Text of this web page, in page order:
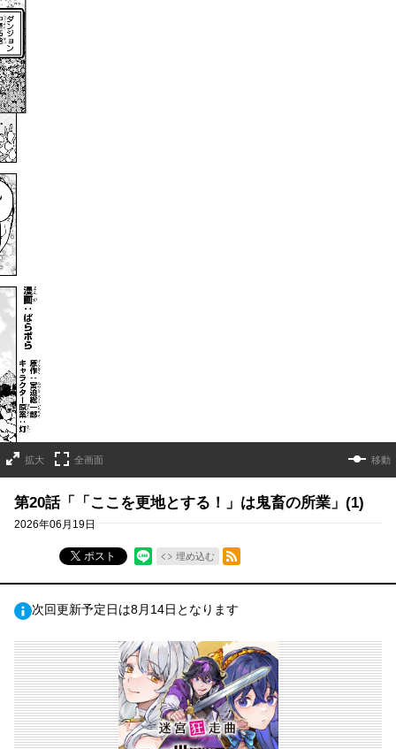
拡大 全画面 移動
第20話「「ここを更地とする！」は鬼畜の所業」(1)
2026年06月19日
ポスト 埋め込む
RSSフィード
次回更新予定日は8月14日となります